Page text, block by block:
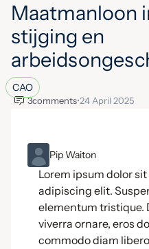
Maatmanloon
stijging en
CAO
3comments•24 April 2025
ML Pip Waiton
Lorem ipsum dolor
adipiscing elit.
elementum tristique.
viverra ornare, eros
commodo diam